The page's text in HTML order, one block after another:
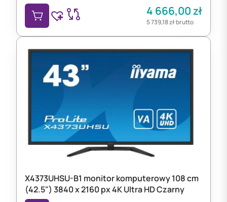
4 666,00zł
5 739,18złbrutto
X4373UHSU-B1 monitor komputerowy 108 cm
(42.5") 3840 x 2160 px 4K Ultra HD Czarny